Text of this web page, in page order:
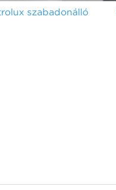
szabadonálló